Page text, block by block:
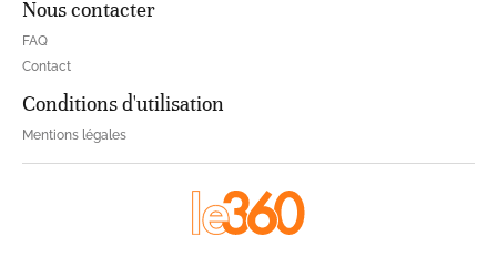
Nous contacter
FAQ
Contact
Conditions d'utilisation
Mentions légales